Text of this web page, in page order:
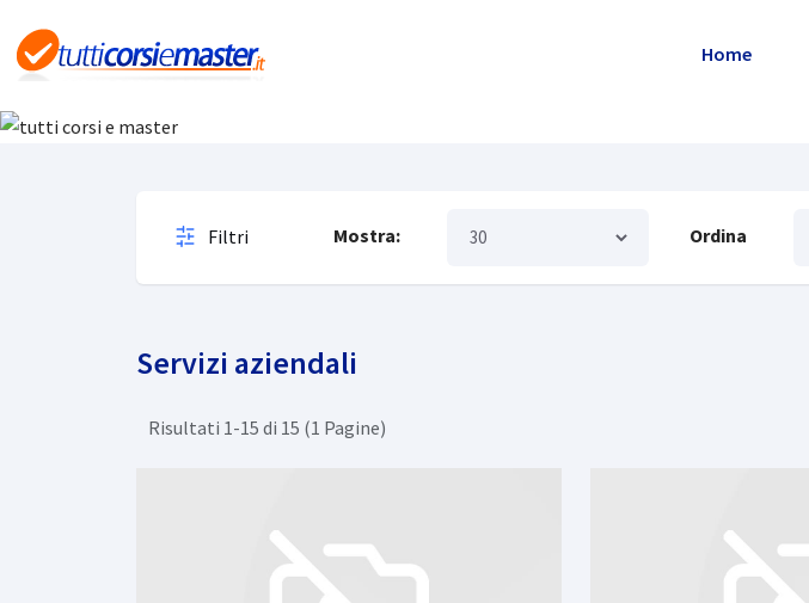
Home
Servizi,
Filtri
Mostra: Ordina
Servizi aziendali
Risultati 1-15 di 15 (1 Pagine)